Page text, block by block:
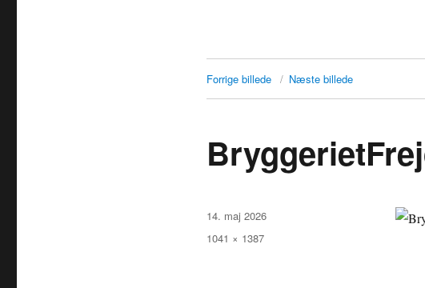
Forrige billede Næste billede
Udgivet
14. maj 2026
Faktisk
1041 × 1387